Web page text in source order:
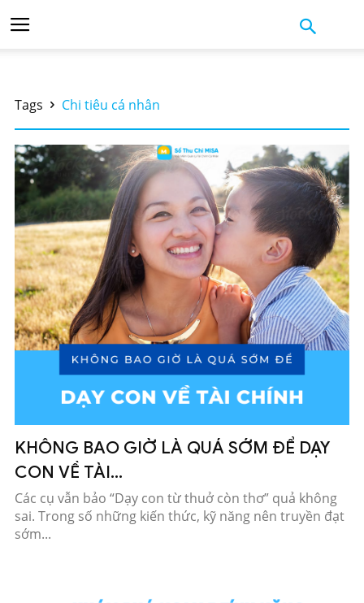
Tags Chi tiêu cá nhân
KHÔNG BAO GIỜ LÀ QUÁ SỚM ĐỂ DẠY
CON VỀ TÀI...
Các cụ vẫn bảo “Dạy con từ thuở còn thơ” quả không
sai. Trong số những kiến thức, kỹ năng nên truyền đạt
sớm...